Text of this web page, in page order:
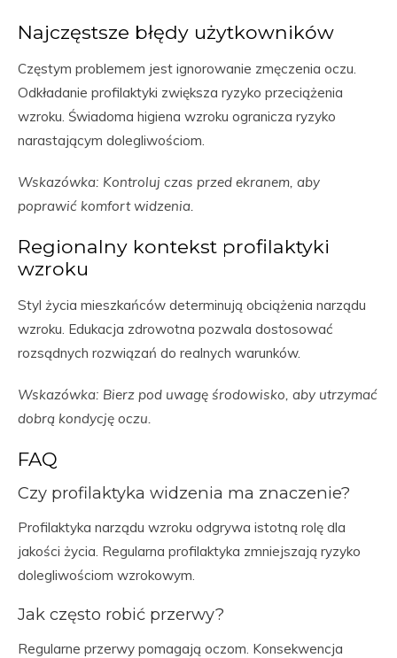
Najczęstsze błędy użytkowników
Częstym problemem jest ignorowanie zmęczenia oczu.
Odkładanie profilaktyki zwiększa ryzyko przeciążenia
wzroku. Świadoma higiena wzroku ogranicza ryzyko
narastającym dolegliwościom.
Wskazówka: Kontroluj czas przed ekranem, aby
poprawić komfort widzenia.
Regionalny kontekst profilaktyki
wzroku
Styl życia mieszkańców determinują obciążenia narządu
wzroku. Edukacja zdrowotna pozwala dostosować
rozsądnych rozwiązań do realnych warunków.
Wskazówka: Bierz pod uwagę środowisko, aby utrzymać
dobrą kondycję oczu.
FAQ
Czy profilaktyka widzenia ma znaczenie?
Profilaktyka narządu wzroku odgrywa istotną rolę dla
jakości życia. Regularna profilaktyka zmniejszają ryzyko
dolegliwościom wzrokowym.
Jak często robić przerwy?
Regularne przerwy pomagają oczom. Konsekwencja